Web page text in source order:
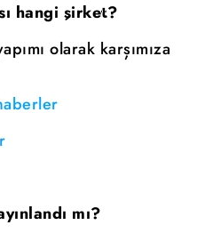
hangi şirket?
olarak karşımıza
mı?